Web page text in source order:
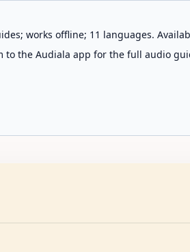
works offline; 11 languages.
to the Audiala app for the full audio